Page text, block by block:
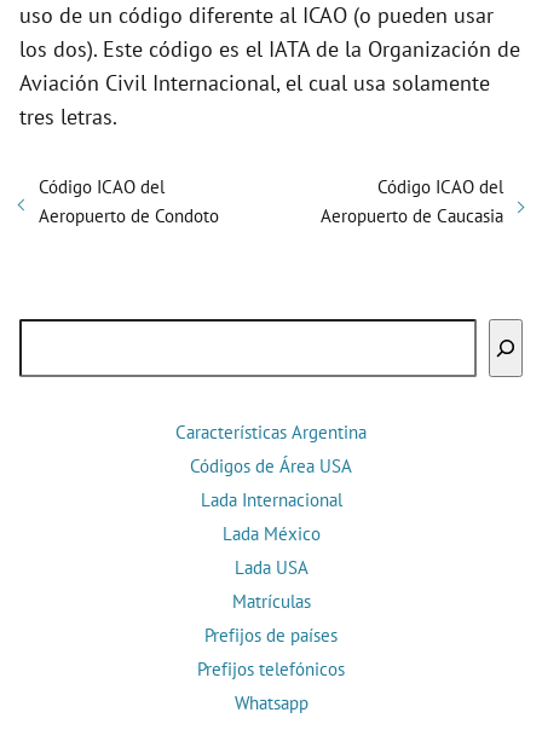
uso de un código diferente al ICAO (o pueden usar
los dos). Este código es el IATA de la Organización de
Aviación Civil Internacional, el cual usa solamente
tres letras.
Código ICAO del
Aeropuerto de Condoto
Código ICAO del
Aeropuerto de Caucasia
Características Argentina
Códigos de Área USA
Lada Internacional
Lada México
Lada USA
Matrículas
Prefijos de países
Prefijos telefónicos
Whatsapp